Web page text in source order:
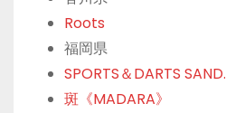
Roots
福岡県
SPORTS＆DARTS SAND.
斑《MADARA》